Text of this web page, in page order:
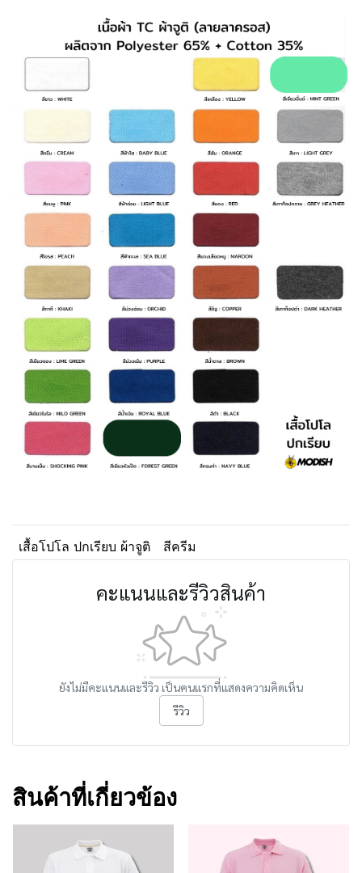
เสื้อโปโล ปกเรียบ ผ้าจูติ สีครีม
คะแนนและรีวิวสินค้า
ยังไม่มีคะแนนและรีวิว เป็นคนแรกที่แสดงความคิดเห็น
รีวิว
สินค้าที่เกี่ยวข้อง